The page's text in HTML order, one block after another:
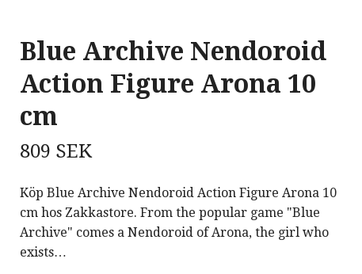
Blue Archive Nendoroid
Action Figure Arona 10
cm
809 SEK
Köp Blue Archive Nendoroid Action Figure Arona 10
cm hos Zakkastore. From the popular game "Blue
Archive" comes a Nendoroid of Arona, the girl who
exists…